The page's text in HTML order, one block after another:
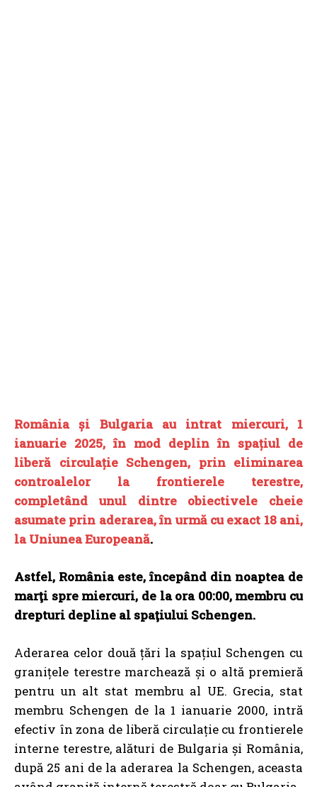
România și Bulgaria au intrat miercuri, 1
ianuarie 2025, în mod deplin în spațiul de
liberă circulație Schengen, prin eliminarea
controalelor la frontierele terestre,
completând unul dintre obiectivele cheie
asumate prin aderarea, în urmă cu exact 18 ani,
la Uniunea Europeană.
Astfel, România este, începând din noaptea de
marţi spre miercuri, de la ora 00:00, membru cu
drepturi depline al spaţiului Schengen.
Aderarea celor două țări la spațiul Schengen cu
granițele terestre marchează și o altă premieră
pentru un alt stat membru al UE. Grecia, stat
membru Schengen de la 1 ianuarie 2000, intră
efectiv în zona de liberă circulație cu frontierele
interne terestre, alături de Bulgaria și România,
după 25 ani de la aderarea la Schengen, aceasta